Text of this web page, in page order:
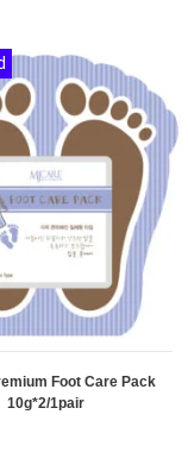
Foot Care Pack
10g*2/1pair